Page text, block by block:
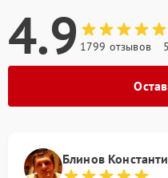
4.9 1799 отзывов
Блинов